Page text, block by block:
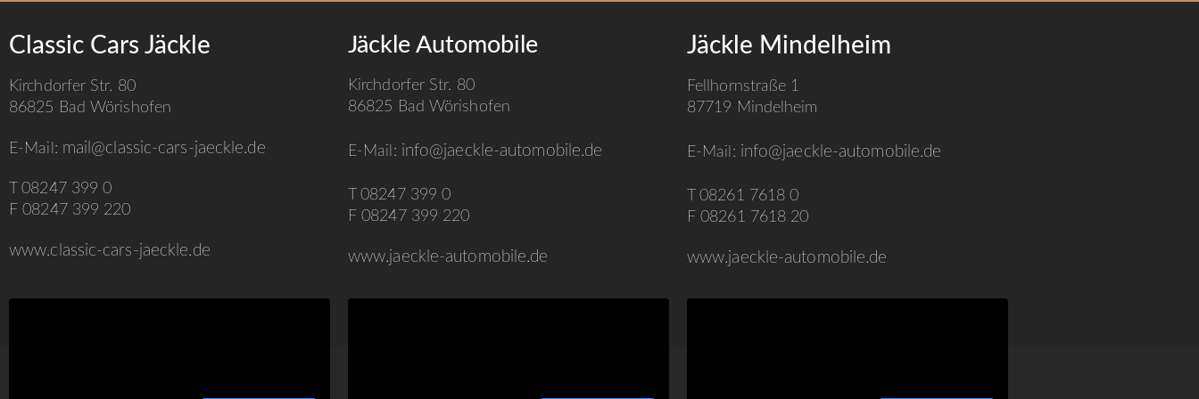
Classic Cars Jäckle
Kirchdorfer Str. 80
86825 Bad Wörishofen
E-Mail: mail@classic-cars-jaeckle.de
T 08247 399 0
F 08247 399 220
www.classic-cars-jaeckle.de
Jäckle Automobile
Kirchdorfer Str. 80
86825 Bad Wörishofen
E-Mail: info@jaeckle-automobile.de
T 08247 399 0
F 08247 399 220
www.jaeckle-automobile.de
Jäckle Mindelheim
Fellhornstraße 1
87719 Mindelheim
E-Mail: info@jaeckle-automobile.de
T 08261 7618 0
F 08261 7618 20
www.jaeckle-automobile.de